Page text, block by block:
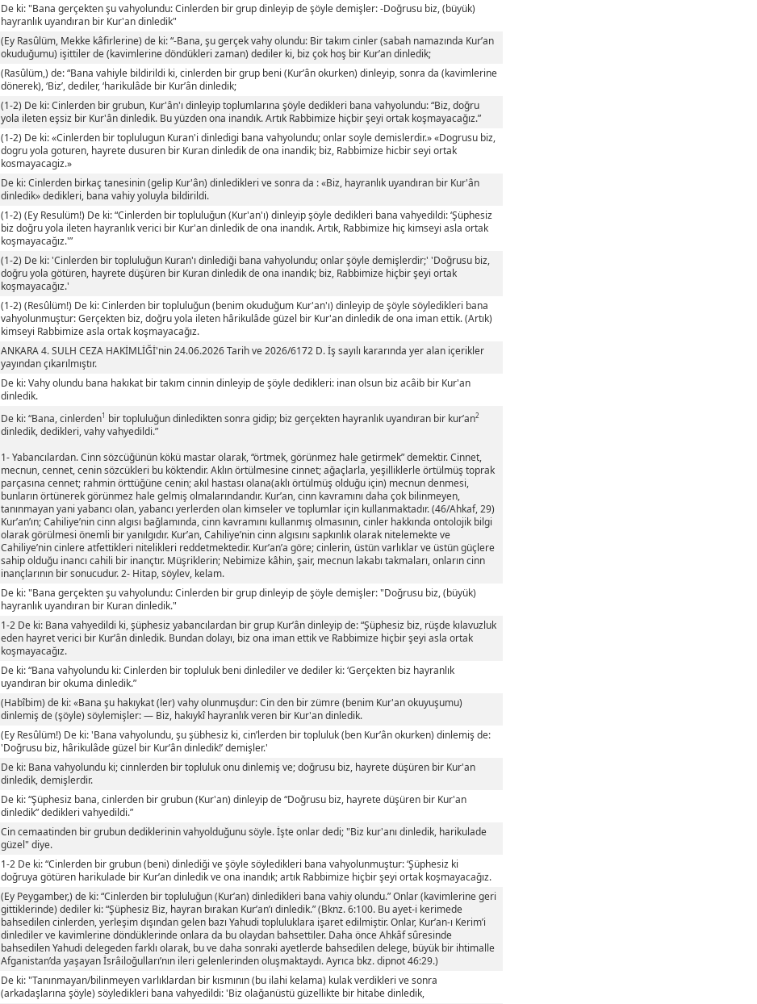
De ki: "Bana gerçekten şu vahyolundu: Cinlerden bir grup dinleyip de şöyle demişler: -Doğrusu biz, (büyük)
hayranlık uyandıran bir Kur'an dinledik"
(Ey Rasûlüm, Mekke kâfirlerine) de ki: “-Bana, şu gerçek vahy olundu: Bir takım cinler (sabah namazında Kur’an
okuduğumu) işittiler de (kavimlerine döndükleri zaman) dediler ki, biz çok hoş bir Kur’an dinledik;
(Rasûlüm,) de: “Bana vahiyle bildirildi ki, cinlerden bir grup beni (Kur’ân okurken) dinleyip, sonra da (kavimlerine
dönerek), ‘Biz’, dediler, ‘harikulâde bir Kur’ân dinledik;
(1-2) De ki: Cinlerden bir grubun, Kur'ân'ı dinleyip toplumlarına şöyle dedikleri bana vahyolundu: “Biz, doğru
yola ileten eşsiz bir Kur'ân dinledik. Bu yüzden ona inandık. Artık Rabbimize hiçbir şeyi ortak koşmayacağız.”
(1-2) De ki: «Cinlerden bir toplulugun Kuran'i dinledigi bana vahyolundu; onlar soyle demislerdir.» «Dogrusu biz,
dogru yola goturen, hayrete dusuren bir Kuran dinledik de ona inandik; biz, Rabbimize hicbir seyi ortak
kosmayacagiz.»
De ki: Cinlerden birkaç tanesinin (gelip Kur'ân) dinledikleri ve sonra da : «Biz, hayranlık uyandıran bir Kur'ân
dinledik» dedikleri, bana vahiy yoluyla bildirildi.
(1-2) (Ey Resulüm!) De ki: “Cinlerden bir topluluğun (Kur'an'ı) dinleyip şöyle dedikleri bana vahyedildi: ‘Şüphesiz
biz doğru yola ileten hayranlık verici bir Kur'an dinledik de ona inandık. Artık, Rabbimize hiç kimseyi asla ortak
koşmayacağız.'”
(1-2) De ki: 'Cinlerden bir topluluğun Kuran'ı dinlediği bana vahyolundu; onlar şöyle demişlerdir;' 'Doğrusu biz,
doğru yola götüren, hayrete düşüren bir Kuran dinledik de ona inandık; biz, Rabbimize hiçbir şeyi ortak
koşmayacağız.'
(1-2) (Resûlüm!) De ki: Cinlerden bir topluluğun (benim okuduğum Kur'an'ı) dinleyip de şöyle söyledikleri bana
vahyolunmuştur: Gerçekten biz, doğru yola ileten hârikulâde güzel bir Kur'an dinledik de ona iman ettik. (Artık)
kimseyi Rabbimize asla ortak koşmayacağız.
ANKARA 4. SULH CEZA HAKİMLİĞİ'nin 24.06.2026 Tarih ve 2026/6172 D. İş sayılı kararında yer alan içerikler
yayından çıkarılmıştır.
De ki: Vahy olundu bana hakıkat bir takım cinnin dinleyip de şöyle dedikleri: inan olsun biz acâib bir Kur'an
dinledik.
De ki: “Bana, cinlerden1 bir topluluğun dinledikten sonra gidip; biz gerçekten hayranlık uyandıran bir kur’an2
dinledik, dedikleri, vahy vahyedildi.”
1- Yabancılardan. Cinn sözcüğünün kökü mastar olarak, “örtmek, görünmez hale getirmek” demektir. Cinnet,
mecnun, cennet, cenin sözcükleri bu köktendir. Aklın örtülmesine cinnet; ağaçlarla, yeşilliklerle örtülmüş toprak
parçasına cennet; rahmin örttüğüne cenin; akıl hastası olana(aklı örtülmüş olduğu için) mecnun denmesi,
bunların örtünerek görünmez hale gelmiş olmalarındandır. Kur’an, cinn kavramını daha çok bilinmeyen,
tanınmayan yani yabancı olan, yabancı yerlerden olan kimseler ve toplumlar için kullanmaktadır. (46/Ahkaf, 29)
Kur’an’ın; Cahiliye’nin cinn algısı bağlamında, cinn kavramını kullanmış olmasının, cinler hakkında ontolojik bilgi
olarak görülmesi önemli bir yanılgıdır. Kur’an, Cahiliye’nin cinn algısını sapkınlık olarak nitelemekte ve
Cahiliye’nin cinlere atfettikleri nitelikleri reddetmektedir. Kur’an’a göre; cinlerin, üstün varlıklar ve üstün güçlere
sahip olduğu inancı cahili bir inançtır. Müşriklerin; Nebimize kâhin, şair, mecnun lakabı takmaları, onların cinn
inançlarının bir sonucudur. 2- Hitap, söylev, kelam.
De ki: "Bana gerçekten şu vahyolundu: Cinlerden bir grup dinleyip de şöyle demişler: "Doğrusu biz, (büyük)
hayranlık uyandıran bir Kuran dinledik."
1-2 De ki: Bana vahyedildi ki, şüphesiz yabancılardan bir grup Kur’ân dinleyip de: “Şüphesiz biz, rüşde kılavuzluk
eden hayret verici bir Kur’ân dinledik. Bundan dolayı, biz ona iman ettik ve Rabbimize hiçbir şeyi asla ortak
koşmayacağız.
De ki: “Bana vahyolundu ki: Cinlerden bir topluluk beni dinlediler ve dediler ki: ‘Gerçekten biz hayranlık
uyandıran bir okuma dinledik.”
(Habîbim) de ki: «Bana şu hakıykat (ler) vahy olunmuşdur: Cin den bir zümre (benim Kur'an okuyuşumu)
dinlemiş de (şöyle) söylemişler: — Biz, hakıykî hayranlık veren bir Kur'an dinledik.
(Ey Resûlüm!) De ki: 'Bana vahyolundu, şu şübhesiz ki, cin’lerden bir topluluk (ben Kur’ân okurken) dinlemiş de:
'Doğrusu biz, hârikulâde güzel bir Kur’ân dinledik!’ demişler.'
De ki: Bana vahyolundu ki; cinnlerden bir topluluk onu dinlemiş ve; doğrusu biz, hayrete düşüren bir Kur'an
dinledik, demişlerdir.
De ki: “Şüphesiz bana, cinlerden bir grubun (Kur'an) dinleyip de “Doğrusu biz, hayrete düşüren bir Kur'an
dinledik” dedikleri vahyedildi.”
Cin cemaatinden bir grubun dediklerinin vahyolduğunu söyle. İşte onlar dedi; "Biz kur'anı dinledik, harikulade
güzel" diye.
1-2 De ki: “Cinlerden bir grubun (beni) dinlediği ve şöyle söyledikleri bana vahyolunmuştur: ‘Şüphesiz ki
doğruya götüren harikulade bir Kur’an dinledik ve ona inandık; artık Rabbimize hiçbir şeyi ortak koşmayacağız.
(Ey Peygamber,) de ki: “Cinlerden bir topluluğun (Kur’an) dinledikleri bana vahiy olundu.” Onlar (kavimlerine geri
gittiklerinde) dediler ki: “Şüphesiz Biz, hayran bırakan Kur’an’ı dinledik.” (Bknz. 6:100. Bu ayet-i kerimede
bahsedilen cinlerden, yerleşim dışından gelen bazı Yahudi topluluklara işaret edilmiştir. Onlar, Kur’an-ı Kerim’i
dinlediler ve kavimlerine döndüklerinde onlara da bu olaydan bahsettiler. Daha önce Ahkâf sûresinde
bahsedilen Yahudi delegeden farklı olarak, bu ve daha sonraki ayetlerde bahsedilen delege, büyük bir ihtimalle
Afganistan’da yaşayan İsrâiloğulları’nın ileri gelenlerinden oluşmaktaydı. Ayrıca bkz. dipnot 46:29.)
De ki: "Tanınmayan/bilinmeyen varlıklardan bir kısmının (bu ilahi kelama) kulak verdikleri ve sonra
(arkadaşlarına şöyle) söyledikleri bana vahyedildi: 'Biz olağanüstü güzellikte bir hitabe dinledik,